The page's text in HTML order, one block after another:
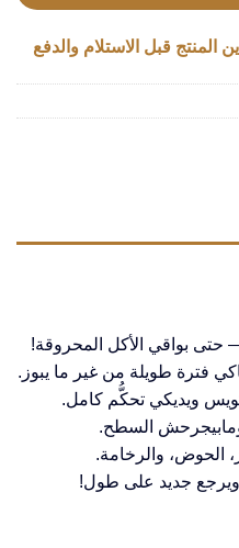
المنتج قبل الاستلام والدفع
حتى بواقي الأكل المحروقة!
فترة طويلة من غير ما يبوز.
ويديكي تحكُّم كامل.
ومابيجرحش السطح.
الحوض، والرخامة.
جديد على طول!